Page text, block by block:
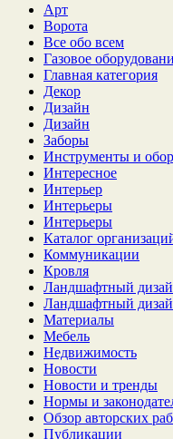
Арт
Ворота
Все обо всем
Газовое
Главная категория
Декор
Дизайн
Дизайн
Заборы
Инструменты и
Интересное
Интерьер
Интерьеры
Интерьеры
Каталог
Коммуникации
Кровля
Ландшафтный
Ландшафтный
Материалы
Мебель
Недвижимость
Новости
Новости и тренды
Нормы и
Обзор авторских
Публикации